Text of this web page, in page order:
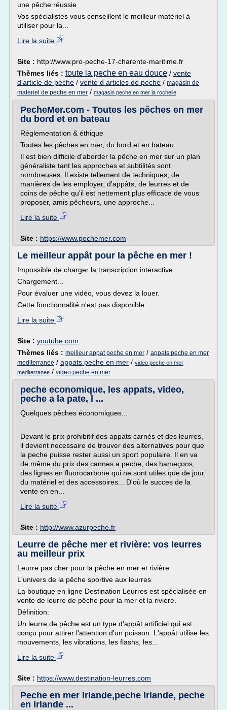
une pêche réussie
Vos spécialistes vous conseillent le meilleur matériel à
utiliser pour la...
Lire la suite
Site : http://www.pro-peche-17-charente-maritime.fr
Thèmes liés : toute la peche en eau douce / vente
d'article de peche / vente d articles de peche / magasin de
materiel de peche en mer / magasin peche en mer la rochelle
PecheMer.com - Toutes les pêches en mer
du bord et en bateau
Réglementation & éthique
Toutes les pêches en mer, du bord et en bateau
Il est bien difficile d'aborder la pêche en mer sur un plan
généraliste tant les approches et subtilités sont
nombreuses. Il existe tellement de techniques, de
manières de les employer, d'appâts, de leurres et de
coins de pêche qu'il est nettement plus efficace de vous
proposer, amis pêcheurs, une approche...
Lire la suite
Site : https://www.pechemer.com
Le meilleur appât pour la pêche en mer !
Impossible de charger la transcription interactive.
Chargement...
Pour évaluer une vidéo, vous devez la louer.
Cette fonctionnalité n'est pas disponible...
Lire la suite
Site : youtube.com
Thèmes liés : meilleur appat peche en mer / appats peche en mer
mediterranee / appats peche en mer / video peche en mer
mediterranee / video peche en mer
peche economique, les appats, video,
peche a la pate, l ...
Quelques pêches économiques...
Devant le prix prohibitif des appats carnés et des leurres,
il devient necessaire de trouver des alternatives pour que
la peche puisse rester aussi un sport populaire. Il en va
de même du prix des cannes a peche, des hameçons,
des lignes en fluorocarbone qui ne sont utiles que de jour,
du matériel et des accessoires... D'où le succes de la
vente en en...
Lire la suite
Site : http://www.azurpeche.fr
Leurre de pêche mer et rivière: vos leurres
au meilleur prix
Leurre pas cher pour la pêche en mer et rivière
L'univers de la pêche sportive aux leurres
La boutique en ligne Destination Leurres est spécialisée en
vente de leurre de pêche pour la mer et la rivière.
Définition:
Un leurre de pêche est un type d'appât artificiel qui est
conçu pour attirer l'attention d'un poisson. L'appât utilise les
mouvements, les vibrations, les flashs, les...
Lire la suite
Site : https://www.destination-leurres.com
Peche en mer Irlande,peche Irlande, peche
en Irlande ...